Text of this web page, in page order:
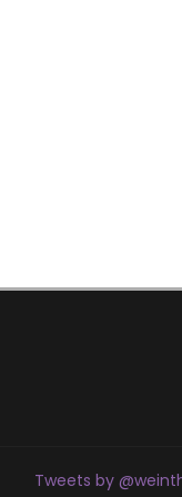
Tweets by